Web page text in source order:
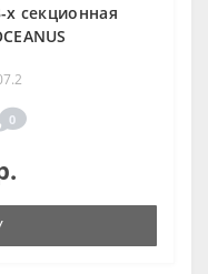
секционная
0